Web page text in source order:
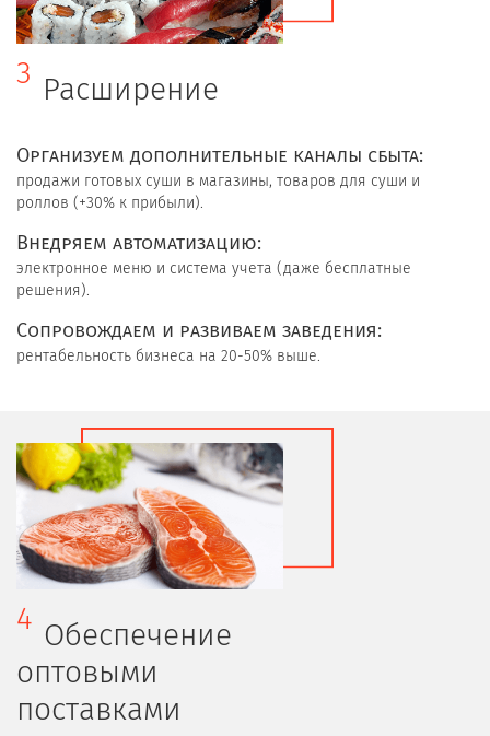
3 Расширение
Организуем дополнительные каналы сбыта:
продажи готовых суши в магазины, товаров для суши и
роллов (+30% к прибыли).
Внедряем автоматизацию:
электронное меню и система учета (даже бесплатные
решения).
Сопровождаем и развиваем заведения:
рентабельность бизнеса на 20-50% выше.
4 Обеспечение
оптовыми
поставками